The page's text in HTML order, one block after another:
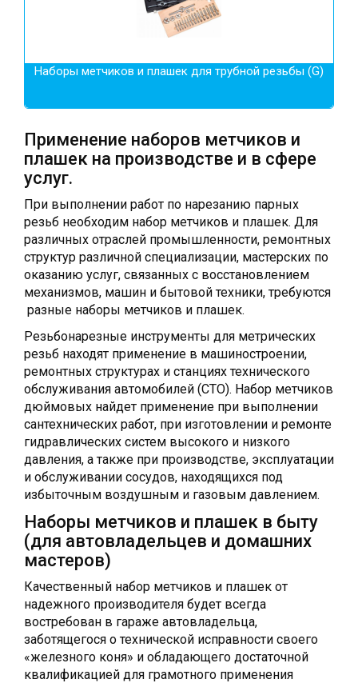
Наборы метчиков и плашек для трубной резьбы (G)
Применение наборов метчиков и
плашек на производстве и в сфере
услуг.
При выполнении работ по нарезанию парных
резьб необходим набор метчиков и плашек. Для
различных отраслей промышленности, ремонтных
структур различной специализации, мастерских по
оказанию услуг, связанных с восстановлением
механизмов, машин и бытовой техники, требуются
разные наборы метчиков и плашек.
Резьбонарезные инструменты для метрических
резьб находят применение в машиностроении,
ремонтных структурах и станциях технического
обслуживания автомобилей (СТО). Набор метчиков
дюймовых найдет применение при выполнении
сантехнических работ, при изготовлении и ремонте
гидравлических систем высокого и низкого
давления, а также при производстве, эксплуатации
и обслуживании сосудов, находящихся под
избыточным воздушным и газовым давлением.
Наборы метчиков и плашек в быту
(для автовладельцев и домашних
мастеров)
Качественный набор метчиков и плашек от
надежного производителя будет всегда
востребован в гараже автовладельца,
заботящегося о технической исправности своего
«железного коня» и обладающего достаточной
квалификацией для грамотного применения